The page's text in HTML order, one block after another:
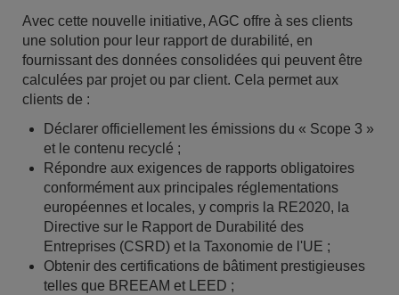
Avec cette nouvelle initiative, AGC offre à ses clients
une solution pour leur rapport de durabilité, en
fournissant des données consolidées qui peuvent être
calculées par projet ou par client. Cela permet aux
clients de :
Déclarer officiellement les émissions du « Scope 3 »
et le contenu recyclé ;
Répondre aux exigences de rapports obligatoires
conformément aux principales réglementations
européennes et locales, y compris la RE2020, la
Directive sur le Rapport de Durabilité des
Entreprises (CSRD) et la Taxonomie de l'UE ;
Obtenir des certifications de bâtiment prestigieuses
telles que BREEAM et LEED ;